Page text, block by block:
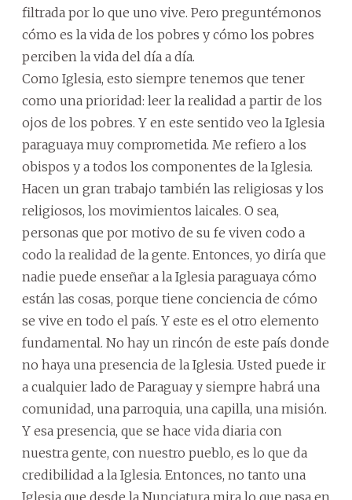
filtrada por lo que uno vive. Pero preguntémonos
cómo es la vida de los pobres y cómo los pobres
perciben la vida del día a día.
Como Iglesia, esto siempre tenemos que tener
como una prioridad: leer la realidad a partir de los
ojos de los pobres. Y en este sentido veo la Iglesia
paraguaya muy comprometida. Me refiero a los
obispos y a todos los componentes de la Iglesia.
Hacen un gran trabajo también las religiosas y los
religiosos, los movimientos laicales. O sea,
personas que por motivo de su fe viven codo a
codo la realidad de la gente. Entonces, yo diría que
nadie puede enseñar a la Iglesia paraguaya cómo
están las cosas, porque tiene conciencia de cómo
se vive en todo el país. Y este es el otro elemento
fundamental. No hay un rincón de este país donde
no haya una presencia de la Iglesia. Usted puede ir
a cualquier lado de Paraguay y siempre habrá una
comunidad, una parroquia, una capilla, una misión.
Y esa presencia, que se hace vida diaria con
nuestra gente, con nuestro pueblo, es lo que da
credibilidad a la Iglesia. Entonces, no tanto una